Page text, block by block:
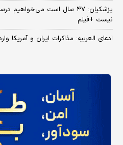
پزشکیان: ۴۷ سال است
نیست +فیلم
ادعای العربیه: مذاکرات ایران و